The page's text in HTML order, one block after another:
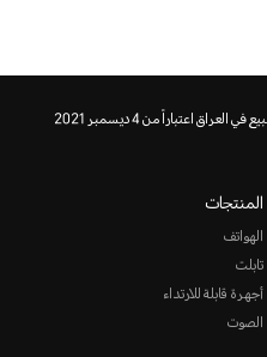
المنتجات
الهواتف
تابلت
أجهرة قابلة للارتداء
الصوت